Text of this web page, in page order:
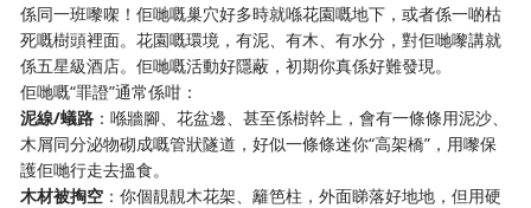
係同一班嚟㗎！佢哋嘅巢穴好多時就喺花園嘅地下，或者係一啲枯
死嘅樹頭裡面。花園嘅環境，有泥、有木、有水分，對佢哋嚟講就
係五星級酒店。佢哋嘅活動好隱蔽，初期你真係好難發現。
佢哋嘅“罪證”通常係咁：
泥線/蟻路 ：喺牆腳、花盆邊、甚至係樹幹上，會有一條條用泥沙、
木屑同分泌物砌成嘅管狀隧道，好似一條條迷你“高架橋”，用嚟保
護佢哋行走去搵食。
木材被掏空 ：你個靚靚木花架、籬笆柱，外面睇落好地地，但用硬